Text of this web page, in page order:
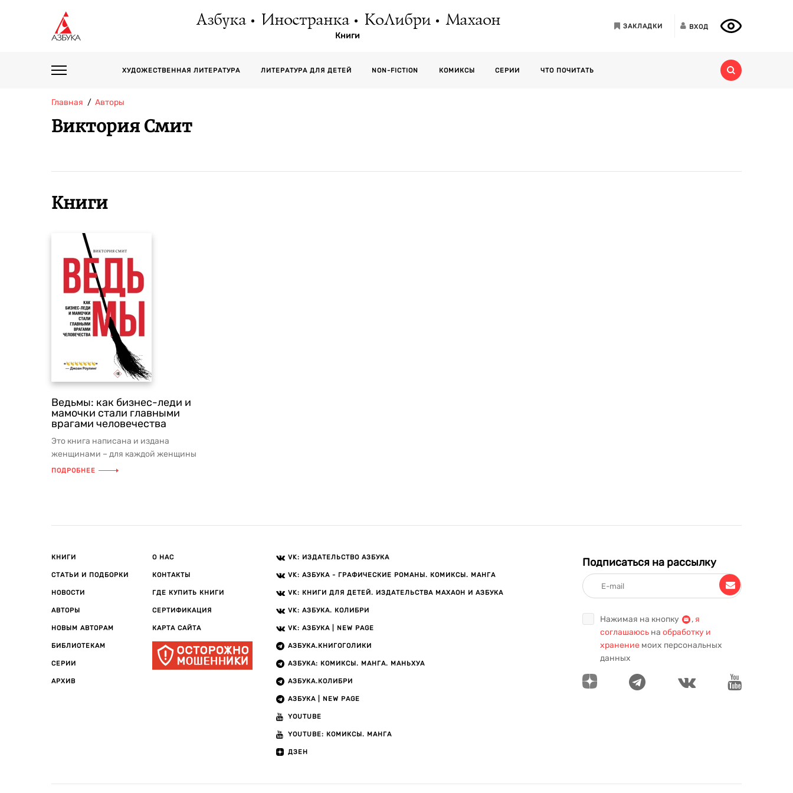
Азбука Иностранка КоЛибри Махаон
Книги
ЗАКЛАДКИ ВХОД
ХУДОЖЕСТВЕННАЯ ЛИТЕРАТУРА ЛИТЕРАТУРА ДЛЯ ДЕТЕЙ NON-FICTION КОМИКСЫ СЕРИИ ЧТО ПОЧИТАТЬ
Главная Авторы
Виктория Смит
Книги
Ведьмы: как бизнес-леди и
мамочки стали главными
врагами человечества
Это книга написана и издана
женщинами – для каждой женщины
этой планеты. Для женщин любого
ПОДРОБНЕЕ
КНИГИ
СТАТЬИ И ПОДБОРКИ
НОВОСТИ
АВТОРЫ
НОВЫМ АВТОРАМ
БИБЛИОТЕКАМ
СЕРИИ
АРХИВ
О НАС
КОНТАКТЫ
ГДЕ КУПИТЬ КНИГИ
СЕРТИФИКАЦИЯ
КАРТА САЙТА
VK: ИЗДАТЕЛЬСТВО АЗБУКА
VK: АЗБУКА - ГРАФИЧЕСКИЕ РОМАНЫ. КОМИКСЫ. МАНГА
VK: КНИГИ ДЛЯ ДЕТЕЙ. ИЗДАТЕЛЬСТВА МАХАОН И АЗБУКА
VK: АЗБУКА. КОЛИБРИ
VK: АЗБУКА | NEW PAGE
АЗБУКА.КНИГОГОЛИКИ
АЗБУКА: КОМИКСЫ. МАНГА. МАНЬХУА
АЗБУКА.КОЛИБРИ
АЗБУКА | NEW PAGE
YOUTUBE
YOUTUBE: КОМИКСЫ. МАНГА
ДЗЕН
Подписаться на рассылку
Нажимая на кнопку , я
соглашаюсь на обработку и
хранение моих персональных
данных